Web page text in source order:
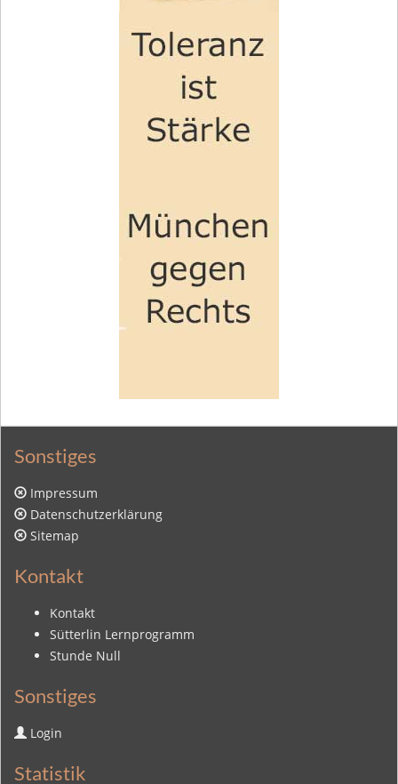
Sonstiges
Impressum
Datenschutzerklärung
Sitemap
Kontakt
Kontakt
Sütterlin Lernprogramm
Stunde Null
Sonstiges
Login
Statistik